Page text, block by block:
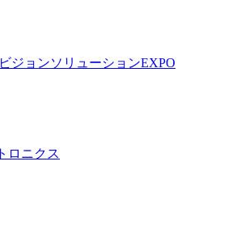
ジョンソリューションEXPO
ロニクス